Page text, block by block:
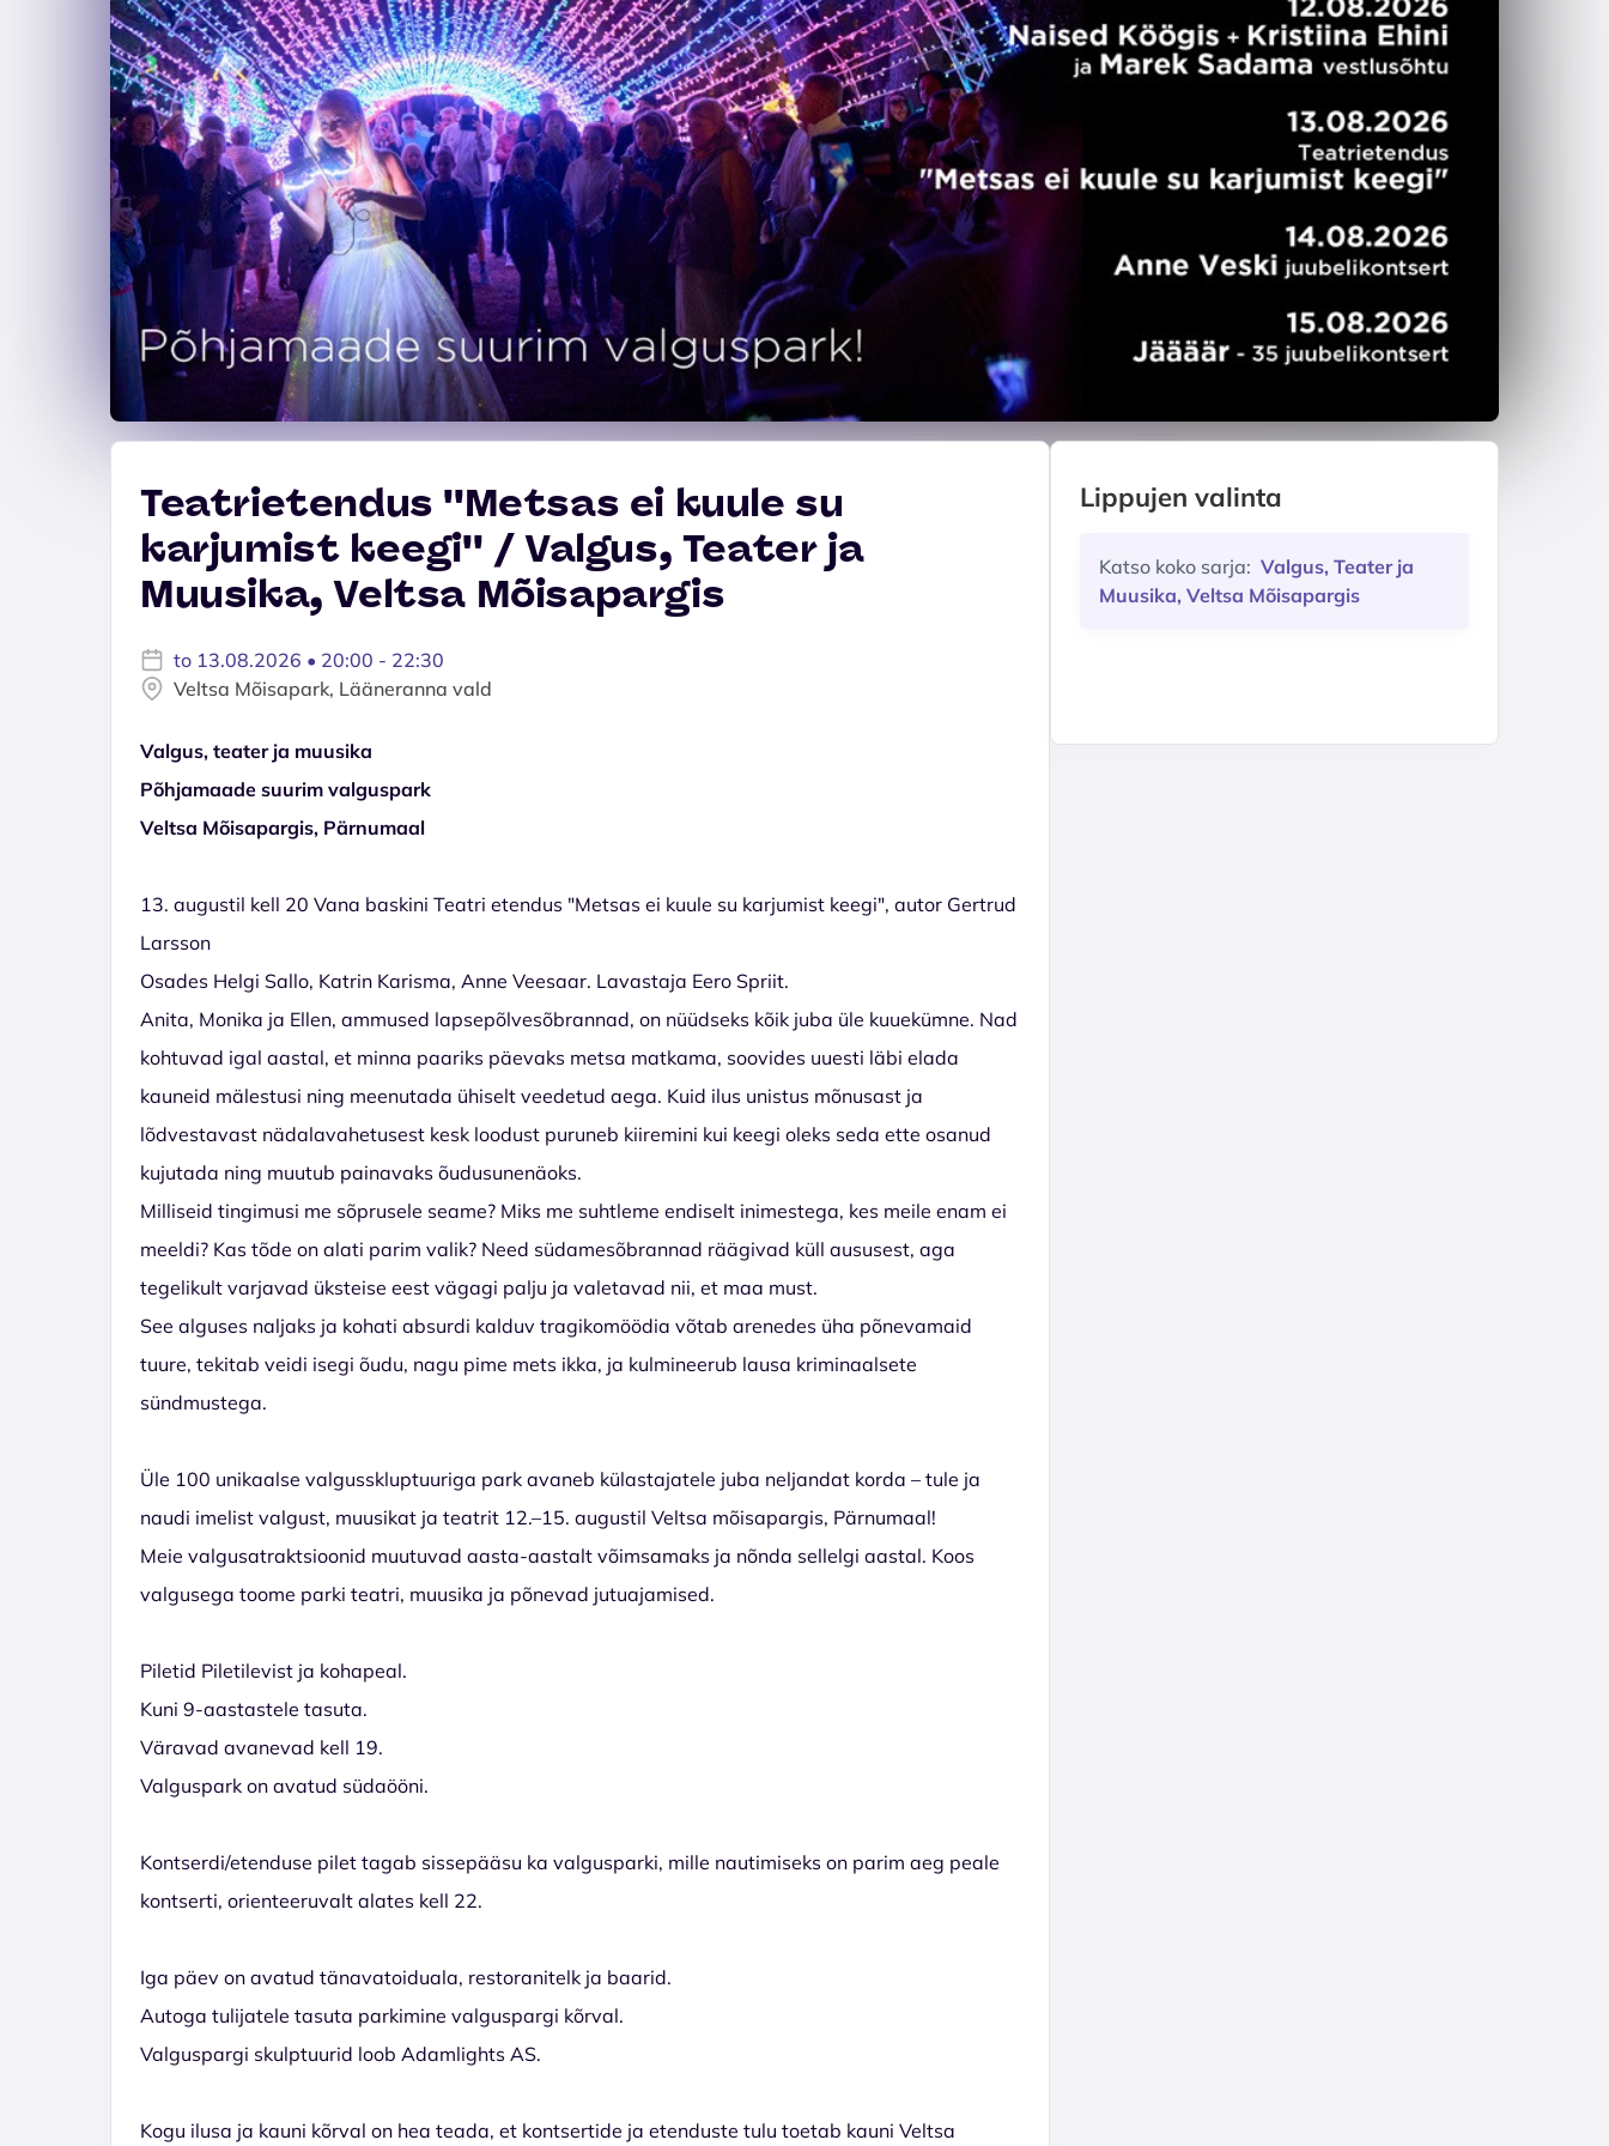
Teatrietendus ''Metsas ei kuule su
karjumist keegi'' / Valgus, Teater ja
Muusika, Veltsa Mõisapargis
to 13.08.2026 • 20:00 - 22:30
Veltsa Mõisapark, Lääneranna vald
Valgus, teater ja muusika
Põhjamaade suurim valguspark
Veltsa Mõisapargis, Pärnumaal
13. augustil kell 20 Vana baskini Teatri etendus "Metsas ei kuule su karjumist keegi", autor Gertrud
Larsson
Osades Helgi Sallo, Katrin Karisma, Anne Veesaar. Lavastaja Eero Spriit.
Anita, Monika ja Ellen, ammused lapsepõlvesõbrannad, on nüüdseks kõik juba üle kuuekümne. Nad
kohtuvad igal aastal, et minna paariks päevaks metsa matkama, soovides uuesti läbi elada
kauneid mälestusi ning meenutada ühiselt veedetud aega. Kuid ilus unistus mõnusast ja
lõdvestavast nädalavahetusest kesk loodust puruneb kiiremini kui keegi oleks seda ette osanud
kujutada ning muutub painavaks õudusunenäoks.
Milliseid tingimusi me sõprusele seame? Miks me suhtleme endiselt inimestega, kes meile enam ei
meeldi? Kas tõde on alati parim valik? Need südamesõbrannad räägivad küll aususest, aga
tegelikult varjavad üksteise eest vägagi palju ja valetavad nii, et maa must.
See alguses naljaks ja kohati absurdi kalduv tragikomöödia võtab arenedes üha põnevamaid
tuure, tekitab veidi isegi õudu, nagu pime mets ikka, ja kulmineerub lausa kriminaalsete
sündmustega.
Üle 100 unikaalse valgusskluptuuriga park avaneb külastajatele juba neljandat korda – tule ja
naudi imelist valgust, muusikat ja teatrit 12.–15. augustil Veltsa mõisapargis, Pärnumaal!
Meie valgusatraktsioonid muutuvad aasta-aastalt võimsamaks ja nõnda sellelgi aastal. Koos
valgusega toome parki teatri, muusika ja põnevad jutuajamised.
Piletid Piletilevist ja kohapeal.
Kuni 9-aastastele tasuta.
Väravad avanevad kell 19.
Valguspark on avatud südaööni.
Kontserdi/etenduse pilet tagab sissepääsu ka valgusparki, mille nautimiseks on parim aeg peale
kontserti, orienteeruvalt alates kell 22.
Iga päev on avatud tänavatoiduala, restoranitelk ja baarid.
Autoga tulijatele tasuta parkimine valguspargi kõrval.
Valguspargi skulptuurid loob Adamlights AS.
Kogu ilusa ja kauni kõrval on hea teada, et kontsertide ja etenduste tulu toetab kauni Veltsa
Lippujen valinta
Katso koko sarja: Valgus, Teater ja
Muusika, Veltsa Mõisapargis